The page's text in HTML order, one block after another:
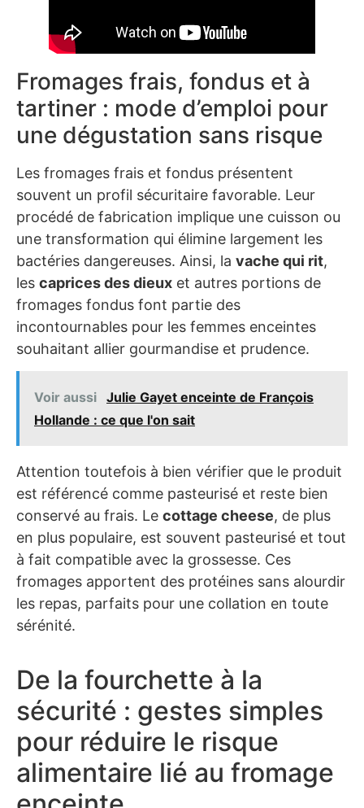
Fromages frais, fondus et à
tartiner : mode d’emploi pour
une dégustation sans risque
Les fromages frais et fondus présentent
souvent un profil sécuritaire favorable. Leur
procédé de fabrication implique une cuisson ou
une transformation qui élimine largement les
bactéries dangereuses. Ainsi, la vache qui rit,
les caprices des dieux et autres portions de
fromages fondus font partie des
incontournables pour les femmes enceintes
souhaitant allier gourmandise et prudence.
Voir aussi Julie Gayet enceinte de François
Hollande : ce que l'on sait
Attention toutefois à bien vérifier que le produit
est référencé comme pasteurisé et reste bien
conservé au frais. Le cottage cheese, de plus
en plus populaire, est souvent pasteurisé et tout
à fait compatible avec la grossesse. Ces
fromages apportent des protéines sans alourdir
les repas, parfaits pour une collation en toute
sérénité.
De la fourchette à la
sécurité : gestes simples
pour réduire le risque
alimentaire lié au fromage